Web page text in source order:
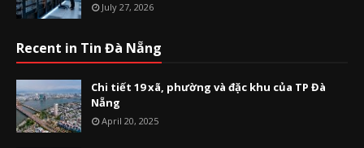
July 27, 2026
Recent in Tin Đà Nẵng
Chi tiết 19 xã, phường và đặc khu của TP Đà
Nẵng
April 20, 2025